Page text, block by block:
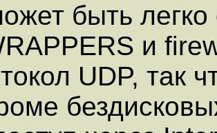
быть легко
и
UDP, так